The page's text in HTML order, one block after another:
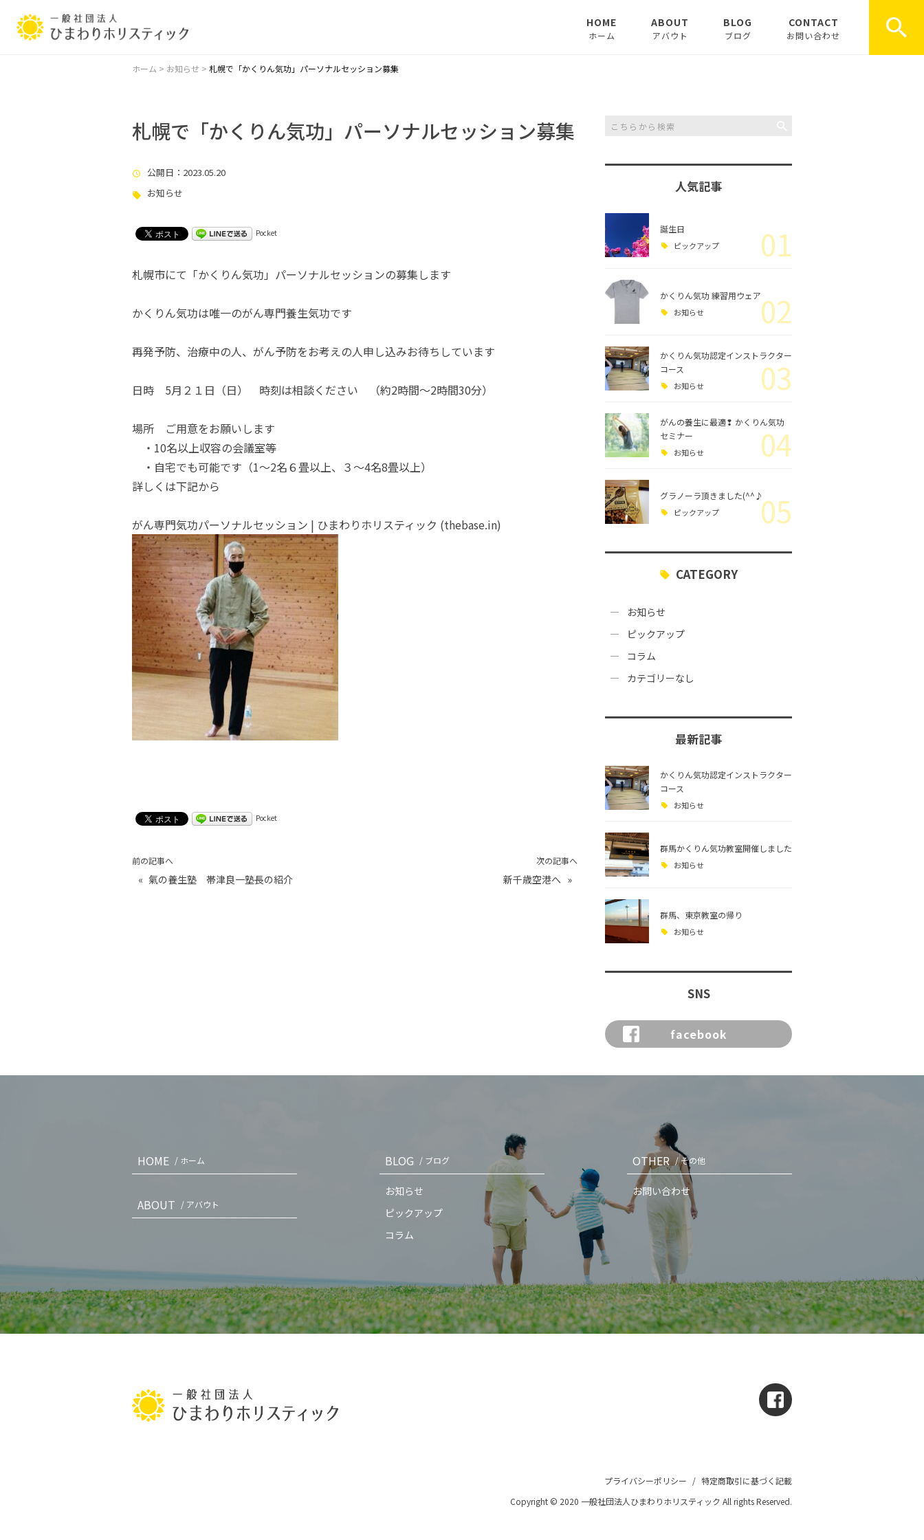
HOME
ホーム
ABOUT
アバウト
BLOG
ブログ
CONTACT
お問い合わせ
ホーム > お知らせ > 札幌で「かくりん気功」パーソナルセッション募集
札幌で「かくりん気功」パーソナルセッション募集
公開日 ：2023.05.20
お知らせ
Pocket
札幌市にて「かくりん気功」パーソナルセッションの募集します
かくりん気功は唯一のがん専門養生気功です
再発予防、治療中の人、がん予防をお考えの人申し込みお待ちしています
日時 5月２１日（日） 時刻は相談ください （約2時間～2時間30分）
場所 ご用意をお願いします
・10名以上収容の会議室等
・自宅でも可能です（1～2名６畳以上、３～4名8畳以上）
詳しくは下記から
がん専門気功パーソナルセッション | ひまわりホリスティック (thebase.in)
Pocket
前の記事へ
« 氣の養生塾 帯津良一塾長の紹介
次の記事へ
新千歳空港へ »
人気記事
誕生日
ピックアップ 01
かくりん気功 練習用ウェア
お知らせ 02
かくりん気功認定インストラクター
コース
お知らせ 03
がんの養生に最適❢ かくりん気功
セミナー
お知らせ 04
グラノーラ頂きました(^^♪
ピックアップ 05
CATEGORY
お知らせ
ピックアップ
コラム
カテゴリーなし
最新記事
かくりん気功認定インストラクター
コース
お知らせ
群馬かくりん気功教室開催しました
お知らせ
群馬、東京教室の帰り
お知らせ
SNS
facebook
HOME / ホーム
ABOUT / アバウト
BLOG / ブログ
お知らせ
ピックアップ
コラム
OTHER / その他
お問い合わせ
プライバシーポリシー / 特定商取引に基づく記載
Copyright © 2020 一般社団法人ひまわりホリスティック All rights Reserved.